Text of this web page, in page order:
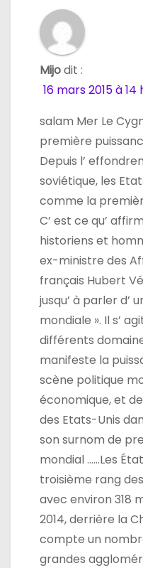
Mijodit :
16 mars 2015 à 14
salam Mer Le
première
Depuis l’
soviétique, les
comme la
C’ est ce qu’
historiens et
ex-ministre des
français Hubert
jusqu’ à parler d’
mondiale ». Il s’
différents
manifeste la
scène politique
économique, et
des Etats-Unis
son surnom de
mondial ……Les
troisième rang
avec environ 318
2014, derrière la
compte un
grandes